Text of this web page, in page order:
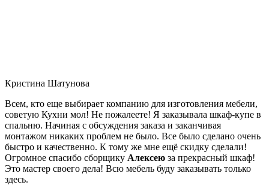
Кристина Шатунова
Всем, кто еще выбирает компанию для изготовления мебели,
советую Кухни мол! Не пожалеете! Я заказывала шкаф-купе в
спальню. Начиная с обсуждения заказа и заканчивая
монтажом никаких проблем не было. Все было сделано очень
быстро и качественно. К тому же мне ещё скидку сделали!
Огромное спасибо сборщику Алексею за прекрасный шкаф!
Это мастер своего дела! Всю мебель буду заказывать только
здесь.